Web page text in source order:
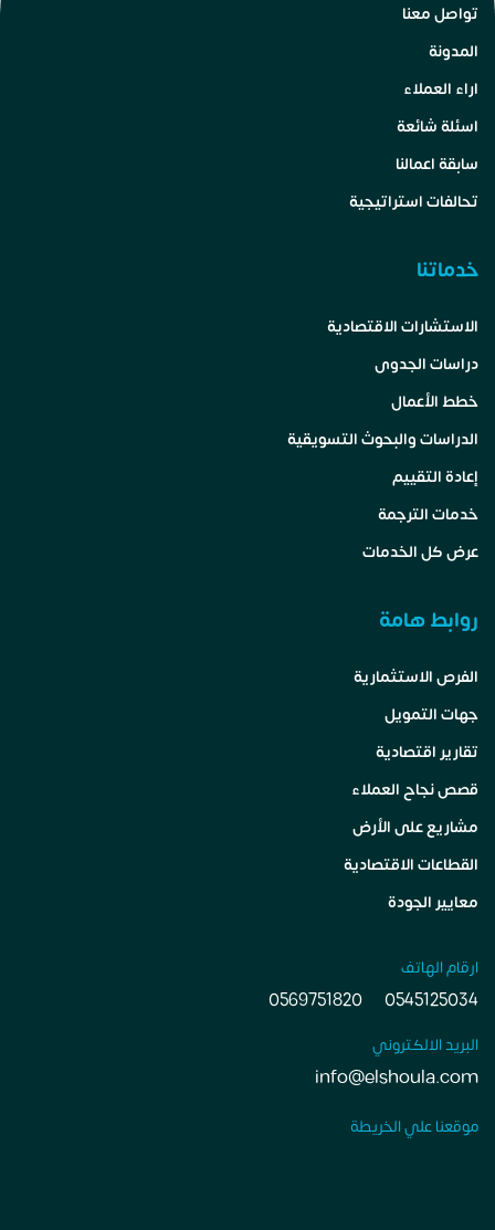
تواصل معنا
المدونة
اراء العملاء
اسئلة شائعة
سابقة اعمالنا
تحالفات استراتيجية
خدماتنا
الاستشارات الاقتصادية
دراسات الجدوى
خطط الأعمال
الدراسات والبحوث التسويقية
إعادة التقييم
خدمات الترجمة
عرض كل الخدمات
روابط هامة
الفرص الاستثمارية
جهات التمويل
تقارير اقتصادية
قصص نجاح العملاء
مشاريع على الأرض
القطاعات الاقتصادية
معايير الجودة
ارقام الهاتف
0545125034
0569751820
البريد الالكتروني
info@elshoula.com
موقعنا علي الخريطة